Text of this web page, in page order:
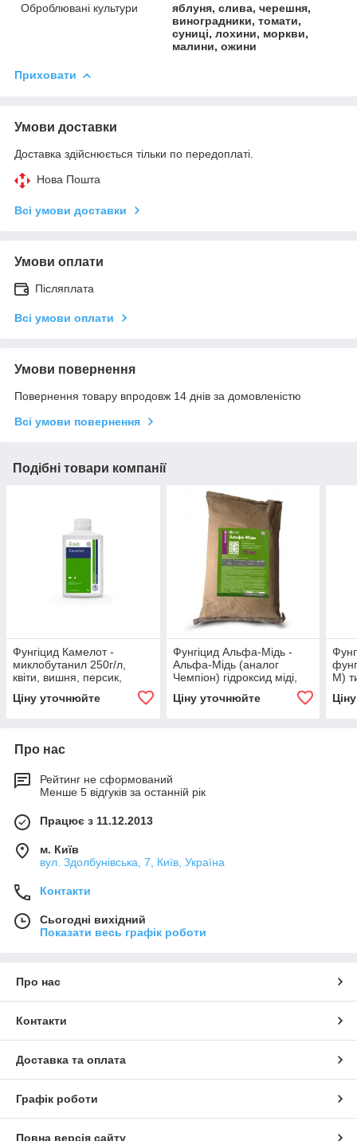
Оброблювані культури
яблуня, слива, черешня,
виноградники, томати,
суниці, лохини, моркви,
малини, ожини
Приховати
Умови доставки
Доставка здійснюється тільки по передоплаті.
Нова Пошта
Всі умови доставки
Умови оплати
Післяплата
Всі умови оплати
Умови повернення
Повернення товару впродовж 14 днів за домовленістю
Всі умови повернення
Подібні товари компанії
Фунгіцид Камелот -
миклобутанил 250г/л,
квіти, вишня, персик,
слива, кавуни, баклажани,
перець, диня, абрикос
Ціну уточнюйте
Фунгіцид Альфа-Мідь -
Альфа-Мідь (аналог
Чемпіон) гідроксид міді,
фруктових
Ціну уточнюйте
М)
Про нас
Рейтинг не сформований
Менше 5 відгуків за останній рік
Працює з 11.12.2013
м. Київ
вул. Здолбунівська, 7, Київ, Україна
Контакти
Сьогодні вихідний
Показати весь графік роботи
Про нас
Контакти
Доставка та оплата
Графік роботи
Повна версія сайту